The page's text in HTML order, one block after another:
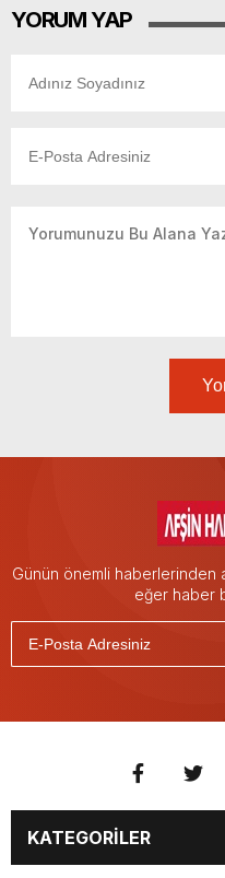
YORUM YAP
Günün önemli haberlerinden
eğer haber
KATEGORİLER